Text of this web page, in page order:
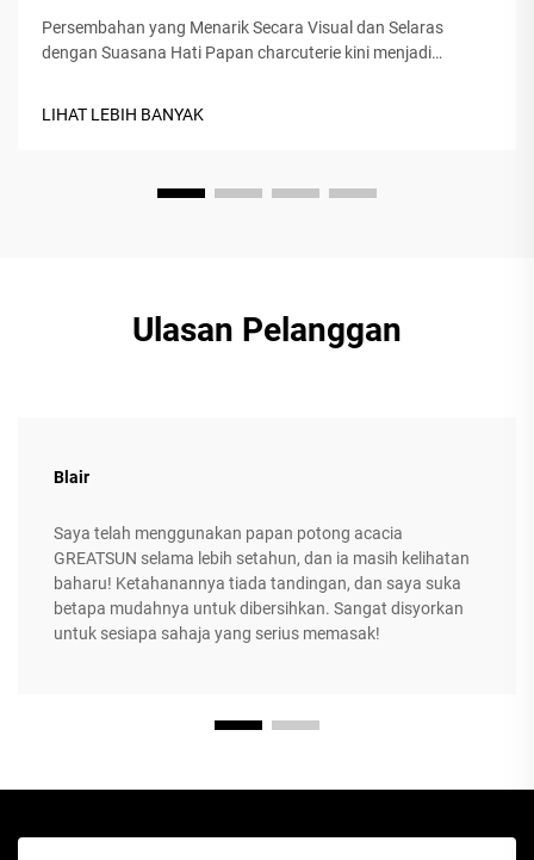
Persembahan yang Menarik Secara Visual dan Selaras
dengan Suasana Hati Papan charcuterie kini menjadi
LIHAT LEBIH BANYAK
Ulasan Pelanggan
Blair
Saya telah menggunakan papan potong acacia
GREATSUN selama lebih setahun, dan ia masih kelihatan
baharu! Ketahanannya tiada tandingan, dan saya suka
betapa mudahnya untuk dibersihkan. Sangat disyorkan
untuk sesiapa sahaja yang serius memasak!